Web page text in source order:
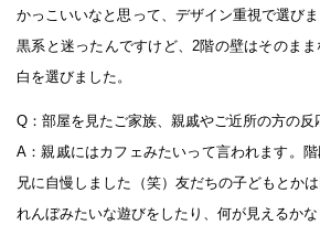
かっこいいなと思って、デザイン重視で選び
黒系と迷ったんですけど、2階の壁はそのま
白を選びました。
Q：部屋を見たご家族、親戚やご近所の方の反
A：親戚にはカフェみたいって言われます。
兄に自慢しました（笑）友だちの子どもとか
れんぼみたいな遊びをしたり、何が見えるかな